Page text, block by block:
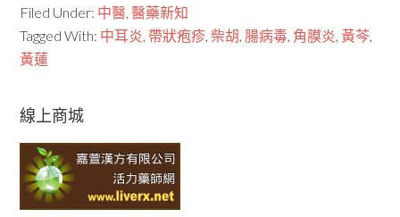
Filed Under: 中醫,醫藥新知
Tagged With: 中耳炎, 帶狀疱疹,柴胡, 腸病毒, 角膜炎, 黃芩,
黃蓮
線上商城